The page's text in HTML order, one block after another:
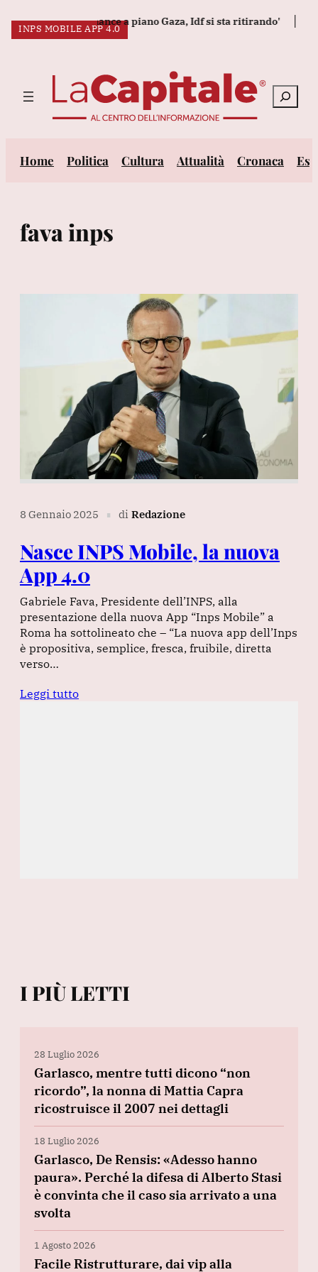
ULTIM’ORA:
dà una chance a piano Gaza, Idf si sta ritirando' Axios,
Cerca
Home Politica Cultura Attualità Cronaca
fava inps
INPS MOBILE APP 4.0
8 Gennaio 2025 ∎ di Redazione
Nasce INPS Mobile, la nuova
App 4.0
Gabriele Fava, Presidente dell’INPS, alla
presentazione della nuova App “Inps Mobile” a
Roma ha sottolineato che – “La nuova app dell’Inps
è propositiva, semplice, fresca, fruibile, diretta
verso…
Leggi tutto
I PIÙ LETTI
28 Luglio 2026
Garlasco, mentre tutti dicono “non
ricordo”, la nonna di Mattia Capra
ricostruisce il 2007 nei dettagli
18 Luglio 2026
Garlasco, De Rensis: «Adesso hanno
paura». Perché la difesa di Alberto Stasi
è convinta che il caso sia arrivato a una
svolta
1 Agosto 2026
Facile Ristrutturare, dai vip alla